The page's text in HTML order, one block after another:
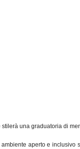
una graduatoria di
aperto e inclusivo